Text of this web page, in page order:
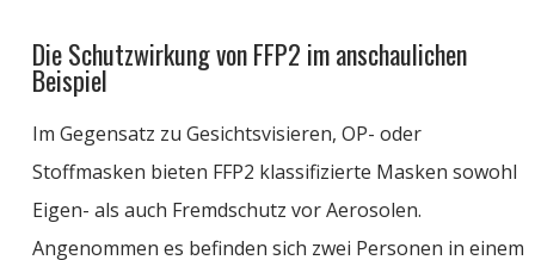
Die Schutzwirkung von FFP2 im anschaulichen
Beispiel
Im Gegensatz zu Gesichtsvisieren, OP- oder
Stoffmasken bieten FFP2 klassifizierte Masken sowohl
Eigen- als auch Fremdschutz vor Aerosolen.
Angenommen es befinden sich zwei Personen in einem